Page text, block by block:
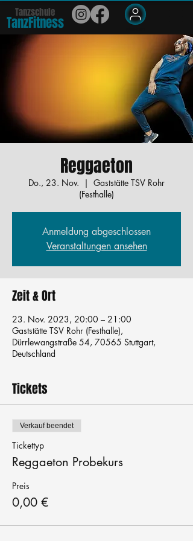
Tanzschule
TanzFitness
Reggaeton
Do., 23. Nov.
  |
Gaststätte TSV Rohr
(Festhalle)
Anmeldung abgeschlossen
Veranstaltungen ansehen
Zeit & Ort
23. Nov. 2023, 20:00 – 21:00
Gaststätte TSV Rohr (Festhalle),
Dürrlewangstraße 54, 70565 Stuttgart,
Deutschland
Tickets
Verkauf beendet
Tickettyp
Reggaeton Probekurs
Preis
0,00 €